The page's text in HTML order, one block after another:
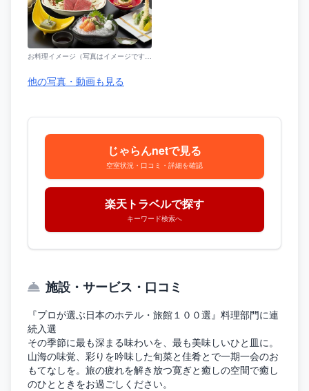
お料理イメージ（写真はイメージです。お料理内容は時期により変わります。）
他の写真・動画も見る
じゃらんnetで見る
空室状況・口コミ・詳細を確認
楽天トラベルで探す
キーワード検索へ
施設・サービス・口コミ
『プロが選ぶ日本のホテル・旅館１００選』料理部門に連
続入選
その季節に最も深まる味わいを、最も美味しいひと皿に。
山海の味覚、彩りを吟味した旬菜と佳肴とで一期一会のお
もてなしを。旅の疲れを解き放つ寛ぎと癒しの空間で癒し
のひとときをお過ごしください。